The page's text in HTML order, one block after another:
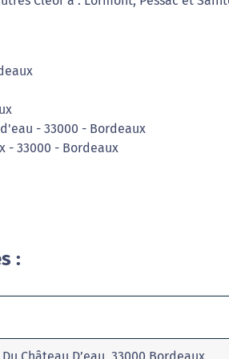
- 33000 - Bordeaux
- 33000 - Bordeaux
: